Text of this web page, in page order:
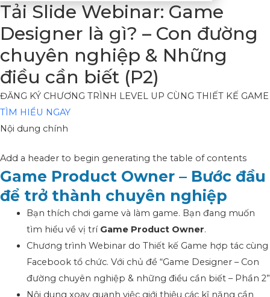
Tải Slide Webinar: Game
Designer là gì? – Con đường
chuyên nghiệp & Những
điều cần biết (P2)
ĐĂNG KÝ CHƯƠNG TRÌNH LEVEL UP CÙNG THIẾT KẾ GAME
TÌM HIỂU NGAY
Nội dung chính
Add a header to begin generating the table of contents
Game Product Owner – Bước đầu
để trở thành chuyên nghiệp
Bạn thích chơi game và làm game. Bạn đang muốn
tìm hiểu về vị trí Game Product Owner.
Chương trình Webinar do Thiết kế Game hợp tác cùng
Facebook tổ chức. Với chủ đề “Game Designer – Con
đường chuyên nghiệp & những điều cần biết – Phần 2”
Nội dung xoay quanh việc giới thiệu các kĩ năng cần